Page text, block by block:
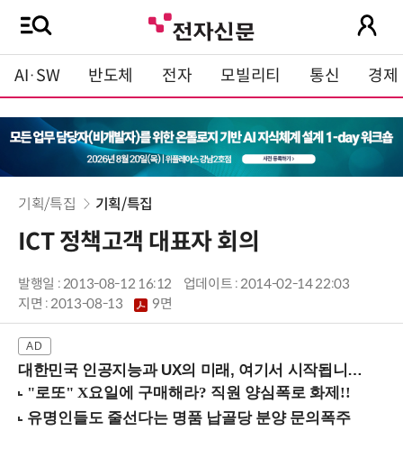
AI·SW 반도체 전자 모빌리티 통신 경제
기획/특집 기획/특집
ICT 정책고객 대표자 회의
발행일 : 2013-08-12 16:12
업데이트 : 2014-02-14 22:03
지면 :2013-08-13 9면
대한민국 인공지능과 UX의 미래, 여기서 시작됩니다! (9/2 강남역)